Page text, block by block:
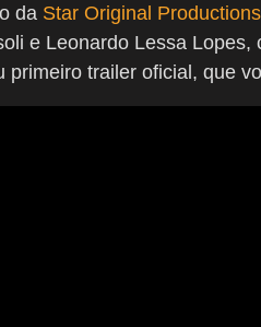
da Star Original Productions
e Leonardo Lessa
primeiro trailer oficial, que